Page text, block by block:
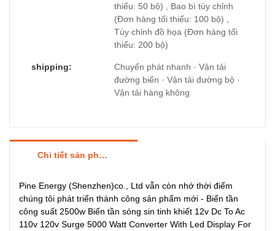
thiểu: 50 bộ) , Bao bì tùy chỉnh
(Đơn hàng tối thiểu: 100 bộ) ,
Tùy chỉnh đồ họa (Đơn hàng tối
thiểu: 200 bộ)
shipping:
Chuyển phát nhanh · Vận tải
đường biển · Vận tải đường bộ ·
Vận tải hàng không
Chi tiết sản phẩm
Pine Energy (Shenzhen)co., Ltd vẫn còn nhớ thời điểm
chúng tôi phát triển thành công sản phẩm mới - Biến tần
công suất 2500w Biến tần sóng sin tinh khiết 12v Dc To Ac
110v 120v Surge 5000 Watt Converter With Led Display For